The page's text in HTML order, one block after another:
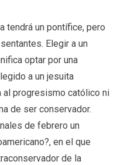
tendrá un pontífice, pero
Elegir a un
optar por una
a un jesuita
al progresismo católico ni
de ser conservador.
de febrero un
en el que
de la